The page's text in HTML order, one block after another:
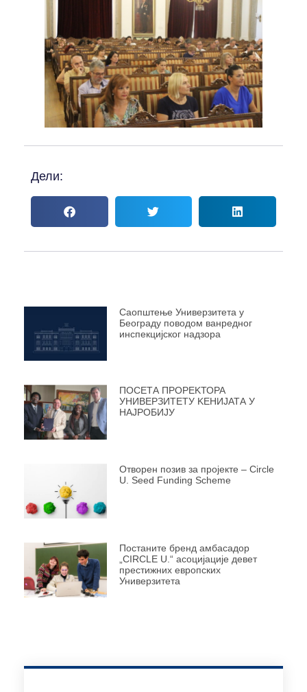
Дели:
Саопштење Универзитета у
Београду поводом ванредног
инспекцијског надзора
ПОСЕТА ПРОРЕKТОРА
УНИВЕРЗИТЕТУ KЕНИЈАТА У
НАЈРОБИЈУ
Отворен позив за пројекте – Circle
U. Seed Funding Scheme
Постаните бренд амбасадор
„CIRCLE U.“ асоцијације девет
престижних европских
Универзитета